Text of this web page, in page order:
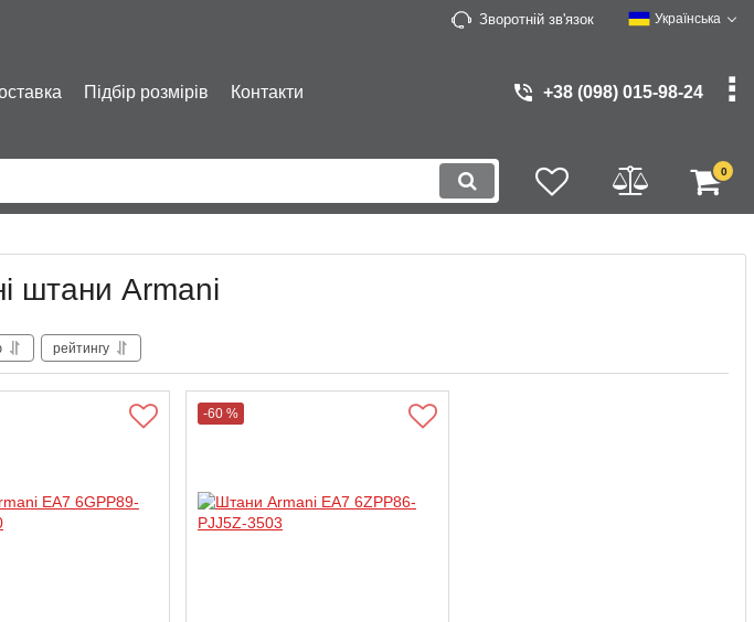
Зворотній зв'язок Українська
Підбір розмірів Контакти +38 (098) 015-98-24
0
штани Armani
рейтингу
-60 %